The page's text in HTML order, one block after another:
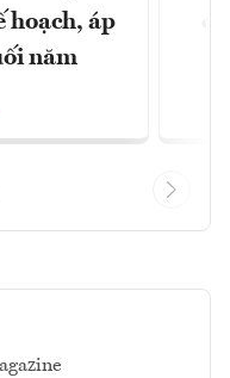
hoạch, áp
năm